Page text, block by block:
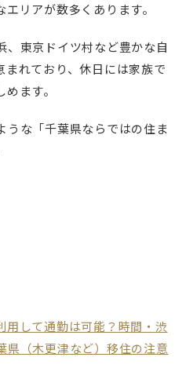
リアが数多くあります。
、東京ドイツ村など豊かな自
れており、休日には家族で
ます。
うな「千葉県ならではの住ま
用して通勤は可能？時間・渋
県（木更津など）移住の注意